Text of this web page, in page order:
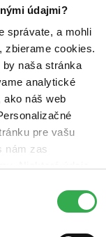
údajmi?
správate, a mohli
zbierame cookies.
by naša stránka
analytické
náš web
pre vašu
nám zas
Ďakujeme!